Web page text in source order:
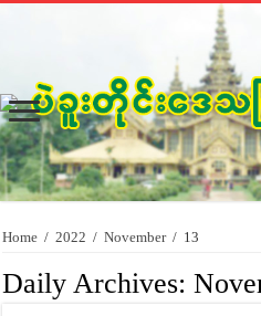
Home / 2022 / November / 13
Daily Archives: